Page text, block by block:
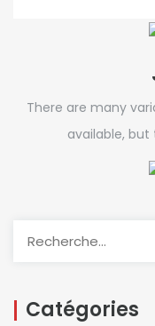
There are many
available,
Catégories